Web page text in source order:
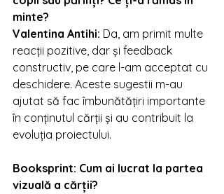
minte?
Valentina Antihi: Da, am primit multe
reacții pozitive, dar și feedback
constructiv, pe care l-am acceptat cu
deschidere. Aceste sugestii m-au
ajutat să fac îmbunătățiri importante
în conținutul cărții și au contribuit la
evoluția proiectului.
Booksprint: Cum ai lucrat la partea
vizuală a cărții?